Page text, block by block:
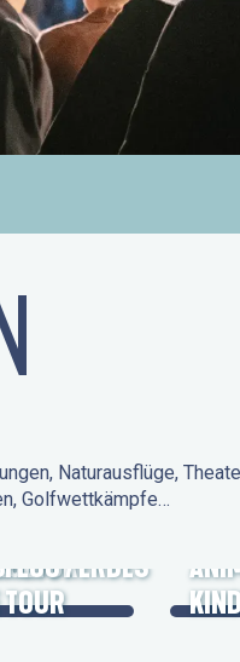
Naturausflüge,
Golfwettkämpfe…
/